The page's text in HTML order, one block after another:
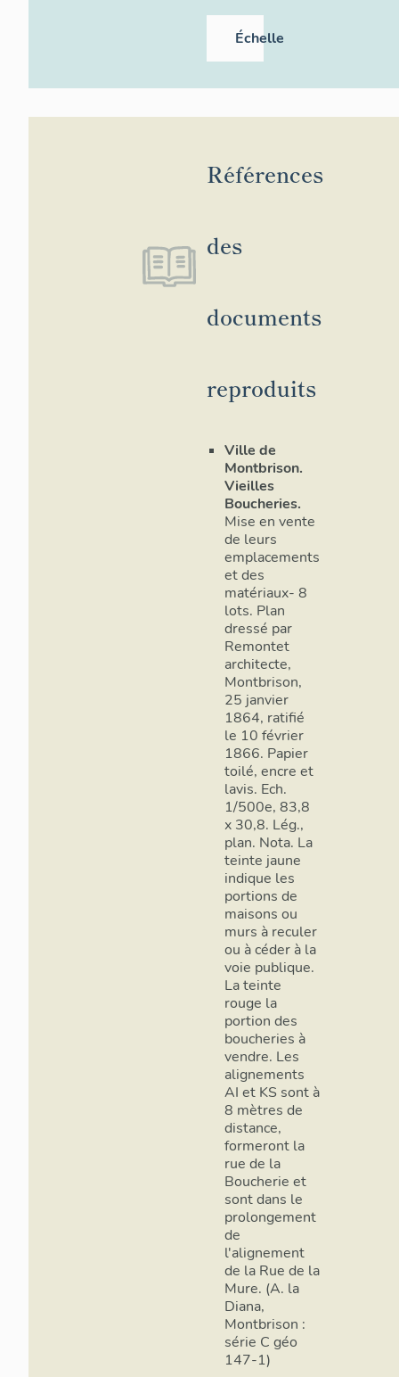
Échelle
Références
des
documents
reproduits
Ville de
Montbrison.
Vieilles
Boucheries.
Mise en vente
de leurs
emplacements
et des
matériaux- 8
lots. Plan
dressé par
Remontet
architecte,
Montbrison,
25 janvier
1864, ratifié
le 10 février
1866. Papier
toilé, encre et
lavis. Ech.
1/500e, 83,8
x 30,8. Lég.,
plan. Nota. La
teinte jaune
indique les
portions de
maisons ou
murs à reculer
ou à céder à la
voie publique.
La teinte
rouge la
portion des
boucheries à
vendre. Les
alignements
AI et KS sont à
8 mètres de
distance,
formeront la
rue de la
Boucherie et
sont dans le
prolongement
de
l'alignement
de la Rue de la
Mure. (A. la
Diana,
Montbrison :
série C géo
147-1)